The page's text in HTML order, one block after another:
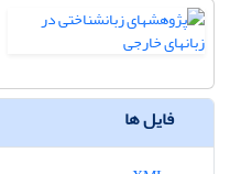
فایل ها